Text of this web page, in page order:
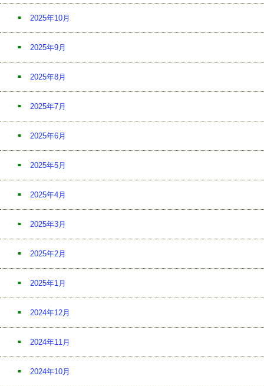
2025年10月
2025年9月
2025年8月
2025年7月
2025年6月
2025年5月
2025年4月
2025年3月
2025年2月
2025年1月
2024年12月
2024年11月
2024年10月